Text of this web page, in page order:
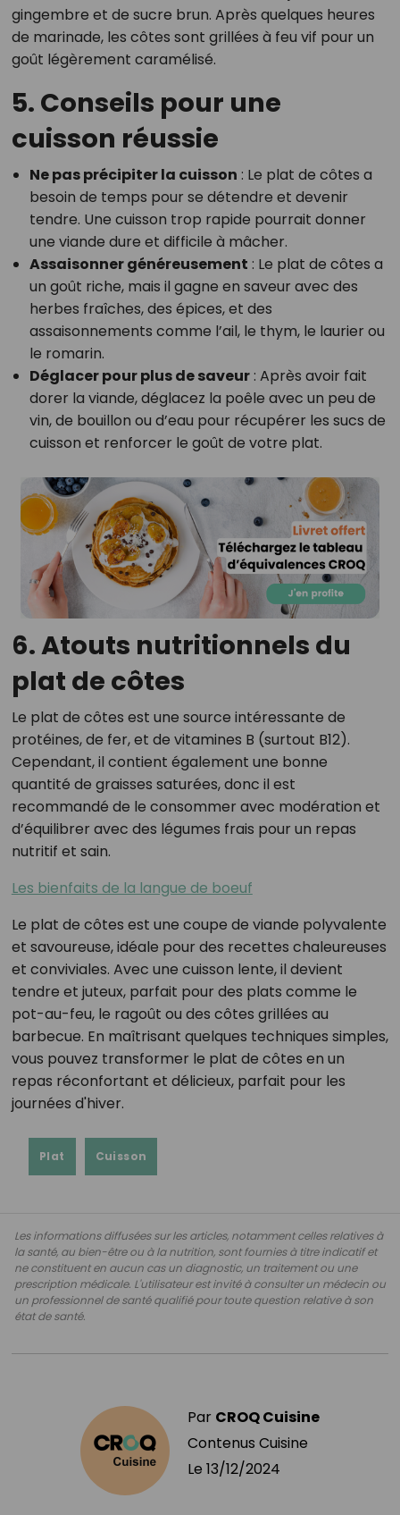
gingembre et de sucre brun. Après quelques heures
de marinade, les côtes sont grillées à feu vif pour un
goût légèrement caramélisé.
5. Conseils pour une
cuisson réussie
Ne pas précipiter la cuisson : Le plat de côtes a
besoin de temps pour se détendre et devenir
tendre. Une cuisson trop rapide pourrait donner
une viande dure et difficile à mâcher.
Assaisonner généreusement : Le plat de côtes a
un goût riche, mais il gagne en saveur avec des
herbes fraîches, des épices, et des
assaisonnements comme l’ail, le thym, le laurier ou
le romarin.
Déglacer pour plus de saveur: Après avoir fait
dorer la viande, déglacez la poêle avec un peu de
vin, de bouillon ou d’eau pour récupérer les sucs de
cuisson et renforcer le goût de votre plat.
6. Atouts nutritionnels du
plat de côtes
Le plat de côtes est une source intéressante de
protéines, de fer, et de vitamines B (surtout B12).
Cependant, il contient également une bonne
quantité de graisses saturées, donc il est
recommandé de le consommer avec modération et
d’équilibrer avec des légumes frais pour un repas
nutritif et sain.
Les bienfaits de la langue de boeuf
Le plat de côtes est une coupe de viande polyvalente
et savoureuse, idéale pour des recettes chaleureuses
et conviviales. Avec une cuisson lente, il devient
tendre et juteux, parfait pour des plats comme le
pot-au-feu, le ragoût ou des côtes grillées au
barbecue. En maîtrisant quelques techniques simples,
vous pouvez transformer le plat de côtes en un
repas réconfortant et délicieux, parfait pour les
journées d'hiver.
Plat Cuisson
Les informations diffusées sur les articles, notamment celles relatives à
la santé, au bien-être ou à la nutrition, sont fournies à titre indicatif et
ne constituent en aucun cas un diagnostic, un traitement ou une
prescription médicale. L'utilisateur est invité à consulter un médecin ou
un professionnel de santé qualifié pour toute question relative à son
état de santé.
Par CROQ Cuisine
Contenus Cuisine
Le 13/12/2024